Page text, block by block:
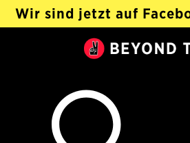
Wir sind jetzt auf
@Beyond Type 2